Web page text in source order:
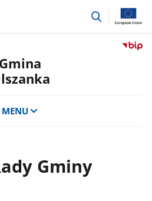
przejdź
Przejdź
Gmina
MENU
Gminy